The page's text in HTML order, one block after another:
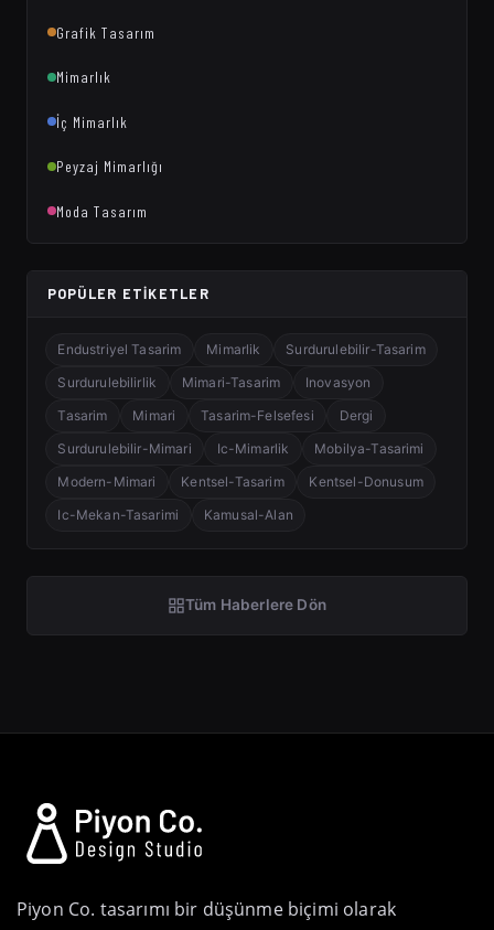
Grafik Tasarım
Mimarlık
İç Mimarlık
Peyzaj Mimarlığı
Moda Tasarım
POPÜLER ETIKETLER
Endustriyel Tasarim Mimarlik
Surdurulebilir-Tasarim
Surdurulebilirlik
Mimari-Tasarim
Inovasyon
Tasarim
Mimari Tasarim-Felsefesi
Dergi
Surdurulebilir-Mimari
Ic-Mimarlik
Mobilya-Tasarimi
Modern-Mimari
Kentsel-Tasarim
Kentsel-Donusum
Ic-Mekan-Tasarimi
Kamusal-Alan
Tüm Haberlere Dön
Piyon Co. tasarımı bir düşünme biçimi olarak